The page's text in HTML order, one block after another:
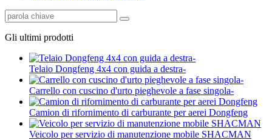
Gli ultimi prodotti
Telaio Dongfeng 4x4 con guida a destra-
Carrello con cuscino d'urto pieghevole a fase singola-
Camion di rifornimento di carburante per aerei Dongfeng
Veicolo per servizio di manutenzione mobile SHACMAN